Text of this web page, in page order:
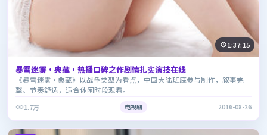
1:37:15
暴雪迷雾·典藏·热播口碑之作剧情扎实演技在线
《暴雪迷雾·典藏》以战争类型为看点，中国大陆班底参与制作，叙事完
整、节奏舒适，适合休闲时段观看。
1.7万
电视剧 2016-08-26